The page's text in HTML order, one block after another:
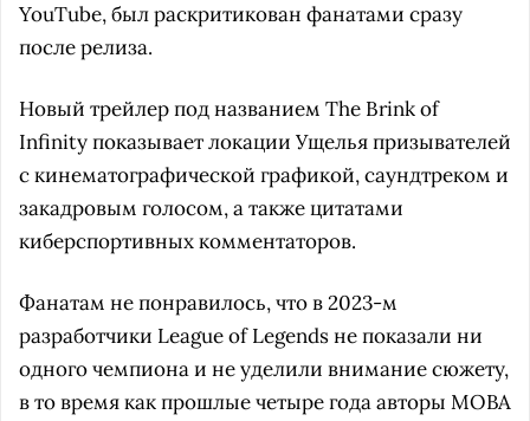
YouTube, был раскритикован фанатами сразу
после релиза.
Новый трейлер под названием The Brink of
Infinity показывает локации Ущелья призывателей
с кинематографической графикой, саундтреком и
закадровым голосом, а также цитатами
киберспортивных комментаторов.
Фанатам не понравилось, что в 2023-м
разработчики League of Legends не показали ни
одного чемпиона и не уделили внимание сюжету,
в то время как прошлые четыре года авторы MOBA